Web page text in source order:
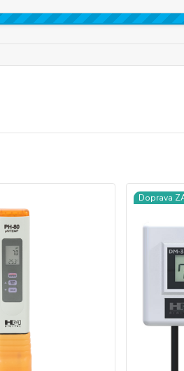
Doprava